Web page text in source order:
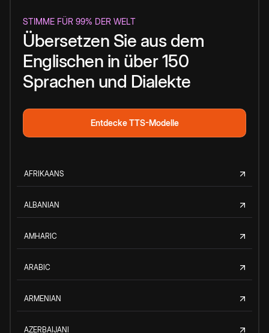
STIMME FÜR 99% DER WELT
Übersetzen Sie aus dem
Englischen in über 150
Sprachen und Dialekte
Entdecke TTS-Modelle
AFRIKAANS
ALBANIAN
AMHARIC
ARABIC
ARMENIAN
AZERBAIJANI